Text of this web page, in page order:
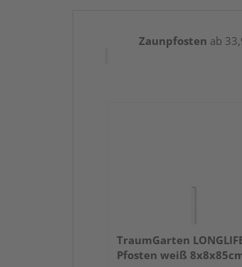
Zaunpfosten ab
TraumGarten
Pfosten weiß